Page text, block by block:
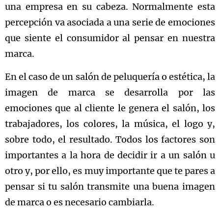
una empresa en su cabeza. Normalmente esta
percepción va asociada a una serie de emociones
que siente el consumidor al pensar en nuestra
marca.
En el caso de un salón de peluquería o estética, la
imagen de marca se desarrolla por las
emociones que al cliente le genera el salón, los
trabajadores, los colores, la música, el logo y,
sobre todo, el resultado. Todos los factores son
importantes a la hora de decidir ir a un salón u
otro y, por ello, es muy importante que te pares a
pensar si tu salón transmite una buena imagen
de marca o es necesario cambiarla.